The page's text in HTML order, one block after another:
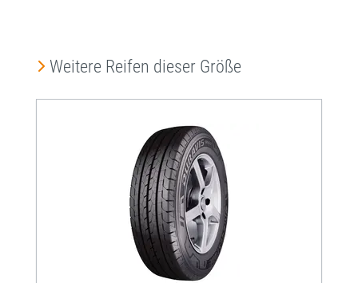
Produktgalerie überspringen
Weitere Reifen dieser Größe